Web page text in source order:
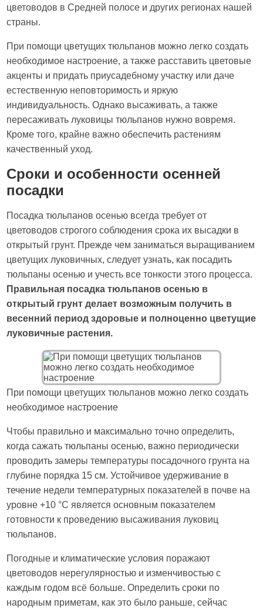
цветоводов в Средней полосе и других регионах нашей
страны.
При помощи цветущих тюльпанов можно легко создать
необходимое настроение, а также расставить цветовые
акценты и придать приусадебному участку или даче
естественную неповторимость и яркую
индивидуальность. Однако высаживать, а также
пересаживать луковицы тюльпанов нужно вовремя.
Кроме того, крайне важно обеспечить растениям
качественный уход.
Сроки и особенности осенней
посадки
Посадка тюльпанов осенью всегда требует от
цветоводов строгого соблюдения срока их высадки в
открытый грунт. Прежде чем заниматься выращиванием
цветущих луковичных, следует узнать, как посадить
тюльпаны осенью и учесть все тонкости этого процесса.
Правильная посадка тюльпанов осенью в
открытый грунт делает возможным получить в
весенний период здоровые и полноценно цветущие
луковичные растения.
При помощи цветущих тюльпанов можно легко создать
необходимое настроение
Чтобы правильно и максимально точно определить,
когда сажать тюльпаны осенью, важно периодически
проводить замеры температуры посадочного грунта на
глубине порядка 15 см. Устойчивое удерживание в
течение недели температурных показателей в почве на
уровне +10 °C является основным показателем
готовности к проведению высаживания луковиц
тюльпанов.
Погодные и климатические условия поражают
цветоводов нерегулярностью и изменчивостью с
каждым годом всё больше. Определить сроки по
народным приметам, как это было раньше, сейчас